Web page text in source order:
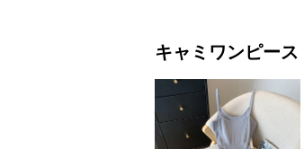
キャミワンピース